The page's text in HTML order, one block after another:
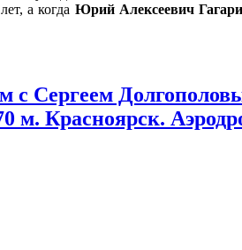
лет, а когда Юрий Алексеевич
Сергеем
Красноярск.